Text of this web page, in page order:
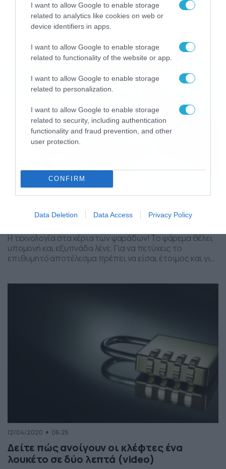
I want to allow Google to enable storage
related to analytics like cookies on web or
device identifiers in apps.
I want to allow Google to enable storage
related to functionality of the website or app.
I want to allow Google to enable storage
related to personalization.
I want to allow Google to enable storage
related to security, including authentication
functionality and fraud prevention, and other
user protection.
CONFIRM
Data Deletion Data Access Privacy Policy
Εν μέσω πανδημίας, η Ελληνίδα μάνα βρίσκει τη… λύση!
Είναι απλά τρόπος για να περάσει την καραντίνα, ή…
βγάζει απωθημένα; Η συγκεκριμένη μάνα στο πρώτο
βίντεο δείχνει να απολαμβάνει το… βάπτισμα των
παιδιών της στο αλεύρι, ενώ η δεύτερη, φαίνεται πως…
το ‘χει με την οδήγηση στο σπίτι! Δείτε το απολαυστικό
Νέα «μόδα»: Ψάρεμα με… drone (videos)
Η τεχνολογία στα χέρια των ψαράδων! Το ψάρεμα θέλει
υπομονή και εξυπνάδα λένε. Για να πετύχεις το
επιθυμητό αποτέλεσμα πρέπει να είσαι έτοιμος και για
12/04/2020 06:25
Δείτε πώς ανοίγουν οι κλέφτες ένα
λουκέτο σε δύο λεπτά (video)